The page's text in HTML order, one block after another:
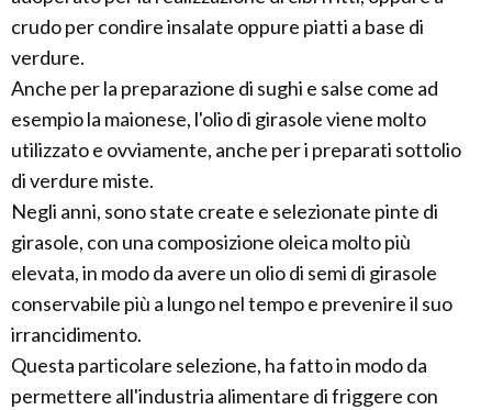
crudo per condire insalate oppure piatti a base di
verdure.
Anche per la preparazione di sughi e salse come ad
esempio la maionese, l'olio di girasole viene molto
utilizzato e ovviamente, anche per i preparati sottolio
di verdure miste.
Negli anni, sono state create e selezionate pinte di
girasole, con una composizione oleica molto più
elevata, in modo da avere un olio di semi di girasole
conservabile più a lungo nel tempo e prevenire il suo
irrancidimento.
Questa particolare selezione, ha fatto in modo da
permettere all'industria alimentare di friggere con